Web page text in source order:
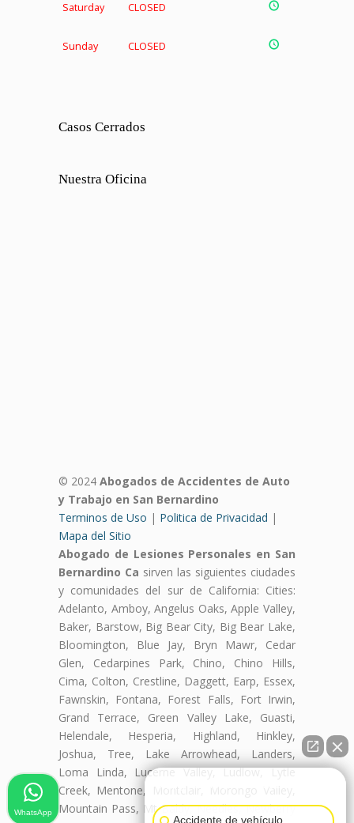
Saturday CLOSED
Sunday CLOSED
Casos Cerrados
Nuestra Oficina
© 2024 Abogados de Accidentes de Auto
y Trabajo en San Bernardino
Terminos de Uso | Politica de Privacidad |
Mapa del Sitio
Abogado de Lesiones Personales en San
Bernardino Ca sirven las siguientes ciudades
y comunidades del sur de California: Cities:
Adelanto, Amboy, Angelus Oaks, Apple Valley,
Baker, Barstow, Big Bear City, Big Bear Lake,
Bloomington, Blue Jay, Bryn Mawr, Cedar
Glen, Cedarpines Park, Chino, Chino Hills,
Cima, Colton, Crestline, Daggett, Earp, Essex,
Fawnskin, Fontana, Forest Falls, Fort Irwin,
Grand Terrace, Green Valley Lake, Guasti,
Helendale, Hesperia, Highland, Hinkley,
Joshua, Tree, Lake Arrowhead, Landers,
Loma Linda, Lucerne Valley, Ludlow, Lytle
Creek, Mentone, Montclair, Morongo Valley,
Mountain Pass, Mt Baldy, Needles, Newberry
Accidente de vehículo
WhatsApp